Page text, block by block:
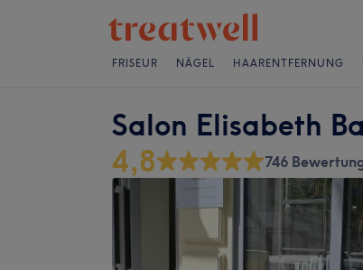
FRISEUR NÄGEL HAARENTFERNUNG
Salon Elisabeth
4,8 746